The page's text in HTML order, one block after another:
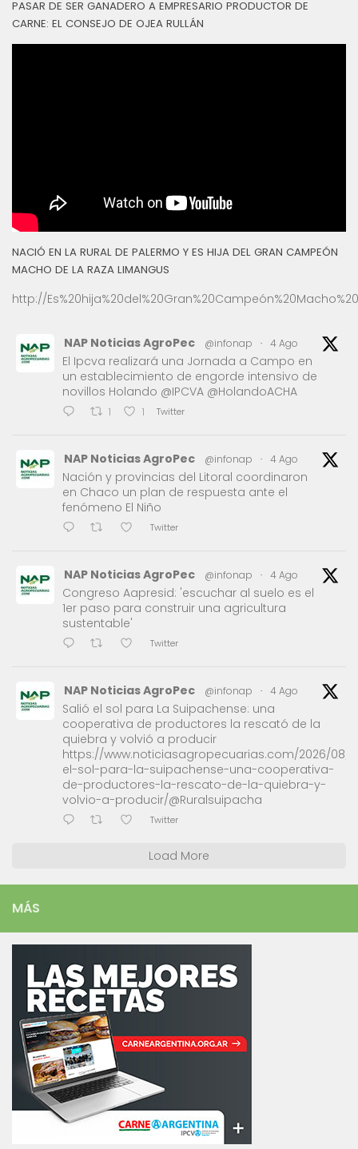
PASAR DE SER GANADERO A EMPRESARIO PRODUCTOR DE
CARNE: EL CONSEJO DE OJEA RULLÁN
NACIÓ EN LA RURAL DE PALERMO Y ES HIJA DEL GRAN CAMPEÓN
MACHO DE LA RAZA LIMANGUS
http://
NAP Noticias AgroPec @infonap · 4 Ago
El Ipcva realizará una Jornada a Campo en
un establecimiento de engorde intensivo de
novillos Holando @IPCVA @HolandoACHA
1 1 Twitter
NAP Noticias AgroPec @infonap · 4 Ago
Nación y provincias del Litoral coordinaron
en Chaco un plan de respuesta ante el
fenómeno El Niño
Twitter
NAP Noticias AgroPec @infonap · 4 Ago
Congreso Aapresid: 'escuchar al suelo es el
1er paso para construir una agricultura
sustentable'
Twitter
NAP Noticias AgroPec @infonap · 4 Ago
Salió el sol para La Suipachense: una
cooperativa de productores la rescató de la
quiebra y volvió a producir
https://www.noticiasagropecuarias.com/2026/08/
el-sol-para-la-suipachense-una-cooperativa-
de-productores-la-rescato-de-la-quiebra-y-
volvio-a-producir/@Ruralsuipacha
Twitter
Load More
MÁS